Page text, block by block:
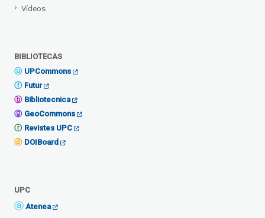
Vídeos
BIBLIOTECAS
UPCommons
Futur
Bibliotecnica
GeoCommons
Revistes UPC
DOIBoard
UPC
Atenea